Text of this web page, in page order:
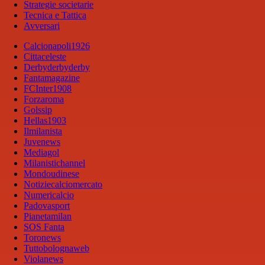
Strategie societarie
Tecnica e Tattica
Avversari
Calcionapoli1926
Cittaceleste
Derbyderbyderby
Fantamagazine
FCInter1908
Forzaroma
Golssip
Hellas1903
Ilmilanista
Juvenews
Mediagol
Milanistichannel
Mondoudinese
Notiziecalciomercato
Numericalcio
Padovasport
Pianetamilan
SOS Fanta
Toronews
Tuttobolognaweb
Violanews